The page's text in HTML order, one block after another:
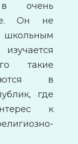
очень
Он не
такие
в
где
к